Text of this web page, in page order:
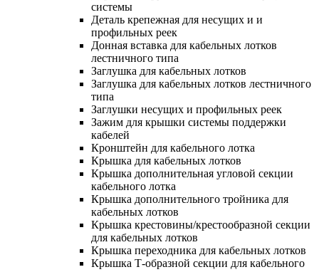
системы
Деталь крепежная для несущих и и
профильных реек
Донная вставка для кабельных лотков
лестничного типа
Заглушка для кабельных лотков
Заглушка для кабельных лотков лестничного
типа
Заглушки несущих и профильных реек
Зажим для крышки системы поддержки
кабелей
Кронштейн для кабельного лотка
Крышка для кабельных лотков
Крышка дополнительная угловой секции
кабельного лотка
Крышка дополнительного тройника для
кабельных лотков
Крышка крестовины/крестообразной секции
для кабельных лотков
Крышка переходника для кабельных лотков
Крышка Т-образной секции для кабельного